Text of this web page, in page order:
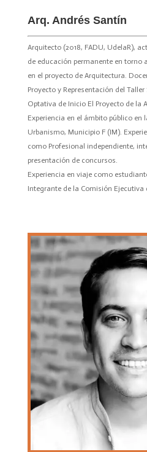
Arq. Andrés Santín
Arquitecto (2018, FADU, UdelaR),
de educación permanente en torno
en el proyecto de Arquitectura.
Proyecto y Representación del
Optativa de Inicio El Proyecto de la
Experiencia en el ámbito público
Urbanismo, Municipio F (IM).
como Profesional independiente,
presentación de concursos.
Experiencia en viaje como
Integrante de la Comisión Ejecutiva